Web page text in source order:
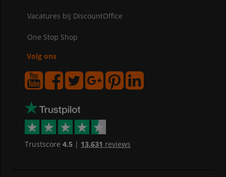
Vacatures bij DiscountOffice
One Stop Shop
Volg ons
Trustscore 4.5| 13.631 reviews